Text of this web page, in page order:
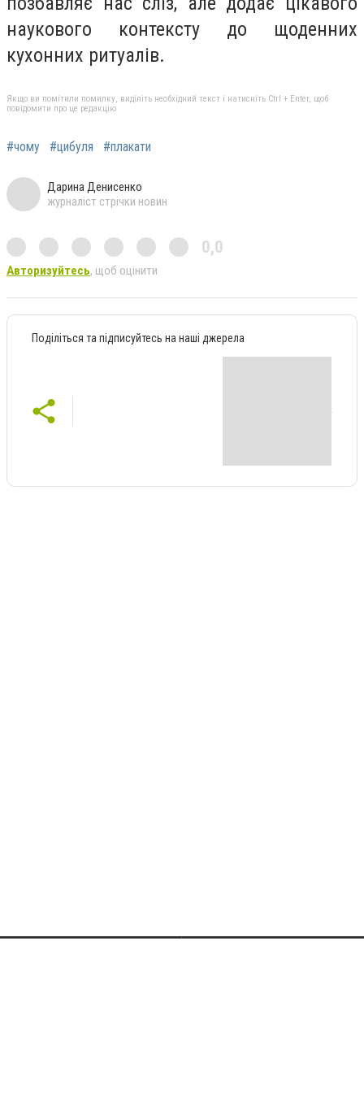
наукового контексту до щоденних
кухонних ритуалів.
Якщо ви помітили помилку, виділіть необхідний текст і натисніть Ctrl + Enter, щоб
повідомити про це редакцію
#чому #цибуля #плакати
Дарина Денисенко
журналіст стрічки новин
0,0
Авторизуйтесь, щоб оцінити
Поділіться та підписуйтесь на наші джерела